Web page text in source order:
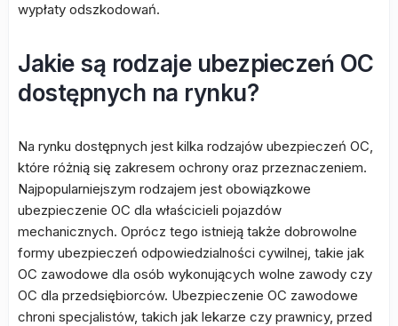
wypłaty odszkodowań.
Jakie są rodzaje ubezpieczeń OC
dostępnych na rynku?
Na rynku dostępnych jest kilka rodzajów ubezpieczeń OC,
które różnią się zakresem ochrony oraz przeznaczeniem.
Najpopularniejszym rodzajem jest obowiązkowe
ubezpieczenie OC dla właścicieli pojazdów
mechanicznych. Oprócz tego istnieją także dobrowolne
formy ubezpieczeń odpowiedzialności cywilnej, takie jak
OC zawodowe dla osób wykonujących wolne zawody czy
OC dla przedsiębiorców. Ubezpieczenie OC zawodowe
chroni specjalistów, takich jak lekarze czy prawnicy, przed